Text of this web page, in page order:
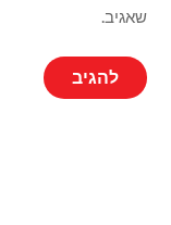
שאגיב.